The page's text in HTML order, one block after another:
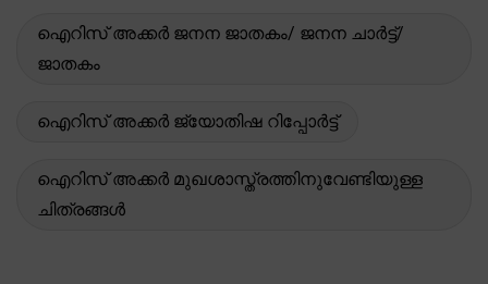
ഐറിസ് അക്കർ ജനന ജാതകം/ ജനന ചാർട്ട്/
ജാതകം
ഐറിസ് അക്കർ ജ്യോതിഷ റിപ്പോർട്ട്
ഐറിസ് അക്കർ മുഖശാസ്ത്രത്തിനുവേണ്ടിയുള്ള
ചിത്രങ്ങൾ